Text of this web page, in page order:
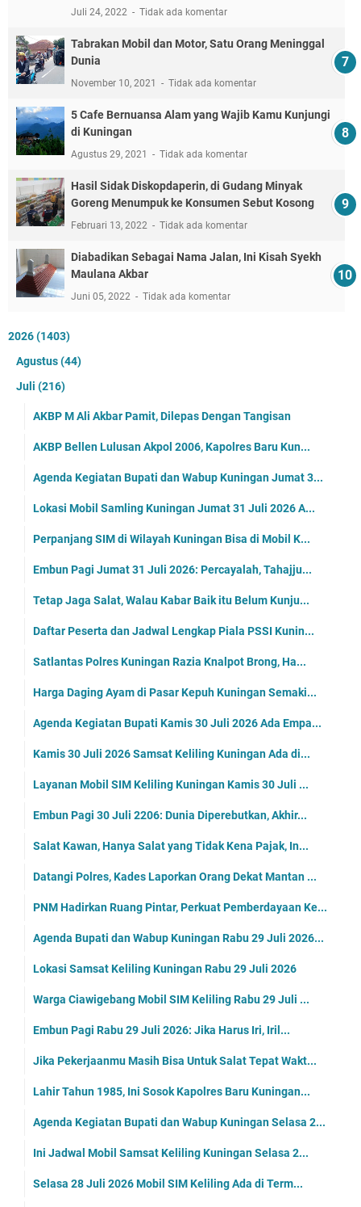
Juli 24, 2022 Tidak ada komentar
Tabrakan Mobil dan Motor, Satu Orang Meninggal
Dunia
November 10, 2021 Tidak ada komentar
5 Cafe Bernuansa Alam yang Wajib Kamu Kunjungi
di Kuningan
Agustus 29, 2021 Tidak ada komentar
Hasil Sidak Diskopdaperin, di Gudang Minyak
Goreng Menumpuk ke Konsumen Sebut Kosong
Februari 13, 2022 Tidak ada komentar
Diabadikan Sebagai Nama Jalan, Ini Kisah Syekh
Maulana Akbar
Juni 05, 2022 Tidak ada komentar
2026(1403)
Agustus(44)
Juli (216)
AKBP M Ali Akbar Pamit, Dilepas Dengan Tangisan
AKBP Bellen Lulusan Akpol 2006, Kapolres Baru Kun...
Agenda Kegiatan Bupati dan Wabup Kuningan Jumat 3...
Lokasi Mobil Samling Kuningan Jumat 31 Juli 2026 A...
Perpanjang SIM di Wilayah Kuningan Bisa di Mobil K...
Embun Pagi Jumat 31 Juli 2026: Percayalah, Tahajju...
Tetap Jaga Salat, Walau Kabar Baik itu Belum Kunju...
Daftar Peserta dan Jadwal Lengkap Piala PSSI Kunin...
Satlantas Polres Kuningan Razia Knalpot Brong, Ha...
Harga Daging Ayam di Pasar Kepuh Kuningan Semaki...
Agenda Kegiatan Bupati Kamis 30 Juli 2026 Ada Empa...
Kamis 30 Juli 2026 Samsat Keliling Kuningan Ada di...
Layanan Mobil SIM Keliling Kuningan Kamis 30 Juli ...
Embun Pagi 30 Juli 2206: Dunia Diperebutkan, Akhir...
Salat Kawan, Hanya Salat yang Tidak Kena Pajak, In...
Datangi Polres, Kades Laporkan Orang Dekat Mantan ...
PNM Hadirkan Ruang Pintar, Perkuat Pemberdayaan Ke...
Agenda Bupati dan Wabup Kuningan Rabu 29 Juli 2026...
Lokasi Samsat Keliling Kuningan Rabu 29 Juli 2026
Warga Ciawigebang Mobil SIM Keliling Rabu 29 Juli ...
Embun Pagi Rabu 29 Juli 2026: Jika Harus Iri, Iril...
Jika Pekerjaanmu Masih Bisa Untuk Salat Tepat Wakt...
Lahir Tahun 1985, Ini Sosok Kapolres Baru Kuningan...
Agenda Kegiatan Bupati dan Wabup Kuningan Selasa 2...
Ini Jadwal Mobil Samsat Keliling Kuningan Selasa 2...
Selasa 28 Juli 2026 Mobil SIM Keliling Ada di Term...